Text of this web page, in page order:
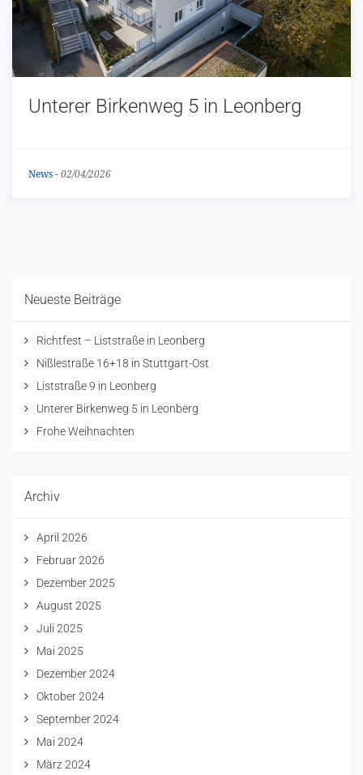
Unterer Birkenweg 5 in Leonberg
News - 02/04/2026
Neueste Beiträge
Richtfest – Liststraße in Leonberg
Nißlestraße 16+18 in Stuttgart-Ost
Liststraße 9 in Leonberg
Unterer Birkenweg 5 in Leonberg
Frohe Weihnachten
Archiv
April 2026
Februar 2026
Dezember 2025
August 2025
Juli 2025
Mai 2025
Dezember 2024
Oktober 2024
September 2024
Mai 2024
März 2024